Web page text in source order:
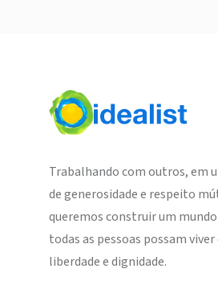
Trabalhando com outros, em
de generosidade e respeito
queremos construir um mundo
todas as pessoas possam
liberdade e dignidade.